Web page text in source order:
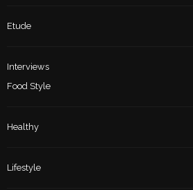
Etude
Interviews
Food Style
Healthy
Lifestyle